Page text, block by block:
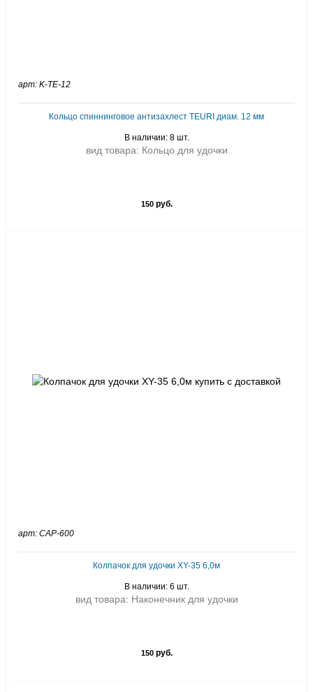
арт: K-TE-12
Кольцо спиннинговое антизахлест TEURI диам. 12 мм
В наличии: 8 шт.
вид товара: Кольцо для удочки
150руб.
арт: CAP-600
Колпачок для удочки XY-35 6,0м
В наличии: 6 шт.
вид товара: Наконечник для удочки
150руб.